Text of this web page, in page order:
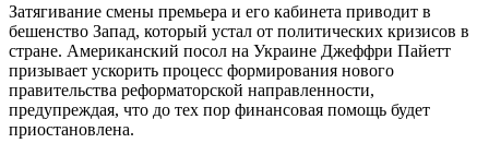
Затягивание смены премьера и его кабинета приводит в
бешенство Запад, который устал от политических кризисов в
стране. Американский посол на Украине Джеффри Пайетт
призывает ускорить процесс формирования нового
правительства реформаторской направленности,
предупреждая, что до тех пор финансовая помощь будет
приостановлена.